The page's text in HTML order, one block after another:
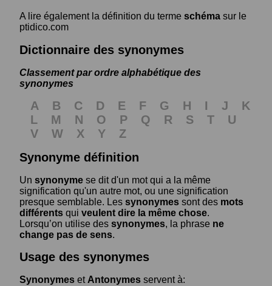
A lire également la définition du terme schéma sur le
ptidico.com
Dictionnaire des synonymes
Classement par ordre alphabétique des
synonymes
A B C D E F G H I J
K
L
M N O P Q R S T
U
V
W X Y
Z
Synonyme définition
Un synonyme se dit d'un mot qui a la même
signification qu'un autre mot, ou une signification
presque semblable. Les synonymes sont des mots
différents qui veulent dire la même chose.
Lorsqu’on utilise des synonymes, la phrase ne
change pas de sens.
Usage des synonymes
Synonymes et Antonymes servent à: